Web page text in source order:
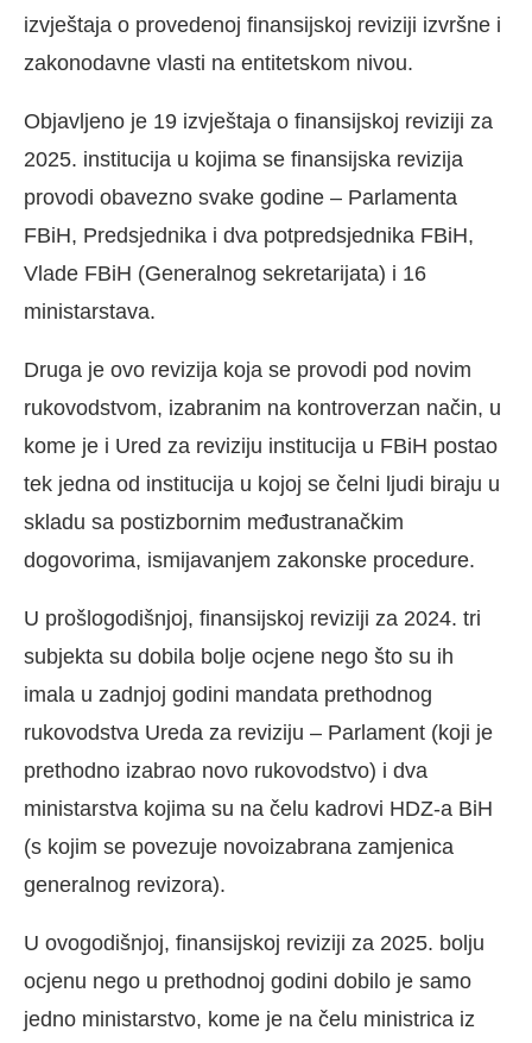
izvještaja o provedenoj finansijskoj reviziji izvršne i
zakonodavne vlasti na entitetskom nivou.
Objavljeno je 19 izvještaja o finansijskoj reviziji za
2025. institucija u kojima se finansijska revizija
provodi obavezno svake godine – Parlamenta
FBiH, Predsjednika i dva potpredsjednika FBiH,
Vlade FBiH (Generalnog sekretarijata) i 16
ministarstava.
Druga je ovo revizija koja se provodi pod novim
rukovodstvom, izabranim na kontroverzan način, u
kome je i Ured za reviziju institucija u FBiH postao
tek jedna od institucija u kojoj se čelni ljudi biraju u
skladu sa postizbornim međustranačkim
dogovorima, ismijavanjem zakonske procedure.
U prošlogodišnjoj, finansijskoj reviziji za 2024. tri
subjekta su dobila bolje ocjene nego što su ih
imala u zadnjoj godini mandata prethodnog
rukovodstva Ureda za reviziju – Parlament (koji je
prethodno izabrao novo rukovodstvo) i dva
ministarstva kojima su na čelu kadrovi HDZ-a BiH
(s kojim se povezuje novoizabrana zamjenica
generalnog revizora).
U ovogodišnjoj, finansijskoj reviziji za 2025. bolju
ocjenu nego u prethodnoj godini dobilo je samo
jedno ministarstvo, kome je na čelu ministrica iz